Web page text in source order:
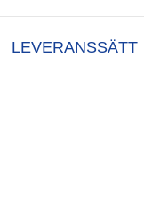
LEVERANSSÄTT